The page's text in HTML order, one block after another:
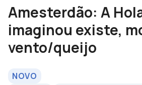
Amesterdão: A
imaginou existe,
vento/queijo
NOVO